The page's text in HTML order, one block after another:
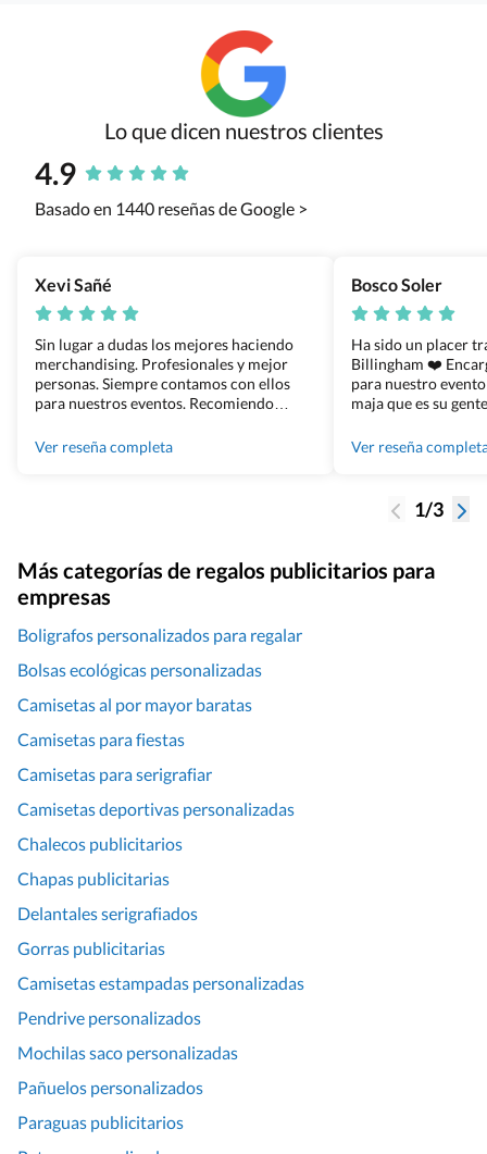
Lo que dicen nuestros clientes
4.9
Basado en 1440 reseñas de Google >
Xevi Sañé
Sin lugar a dudas los mejores haciendo
merchandising. Profesionales y mejor
personas. Siempre contamos con ellos
para nuestros eventos. Recomiendo
Ver reseña completa
Bosco Soler
Ha sido un placer
Billingham ❤️
para nuestro
maja que es su
100%
Ver reseña
1/3
Más categorías de regalos publicitarios para
empresas
Boligrafos personalizados para regalar
Bolsas ecológicas personalizadas
Camisetas al por mayor baratas
Camisetas para fiestas
Camisetas para serigrafiar
Camisetas deportivas personalizadas
Chalecos publicitarios
Chapas publicitarias
Delantales serigrafiados
Gorras publicitarias
Camisetas estampadas personalizadas
Pendrive personalizados
Mochilas saco personalizadas
Pañuelos personalizados
Paraguas publicitarios